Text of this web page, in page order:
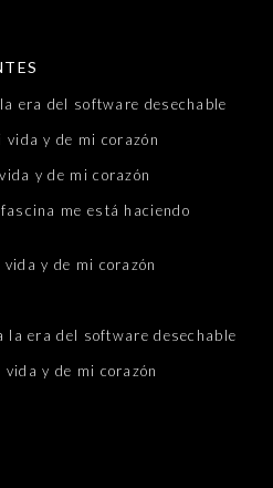
era del software desechable
vida y de mi corazón
y de mi corazón
me está haciendo
y de mi corazón
la era del software desechable
vida y de mi corazón